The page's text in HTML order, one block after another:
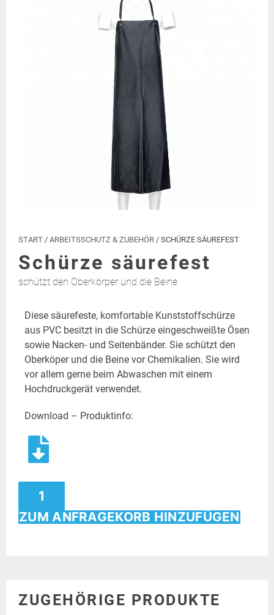
START / ARBEITSSCHUTZ & ZUBEHÖR / SCHÜRZE SÄUREFEST
Schürze säurefest
schützt den Oberkörper und die Beine
Diese säurefeste, komfortable Kunststoffschürze
aus PVC besitzt in die Schürze eingeschweißte Ösen
sowie Nacken- und Seitenbänder. Sie schützt den
Oberköper und die Beine vor Chemikalien. Sie wird
vor allem gerne beim Abwaschen mit einem
Hochdruckgerät verwendet.
Download – Produktinfo:
ZUM ANFRAGEKORB HINZUFÜGEN
ZUGEHÖRIGE PRODUKTE